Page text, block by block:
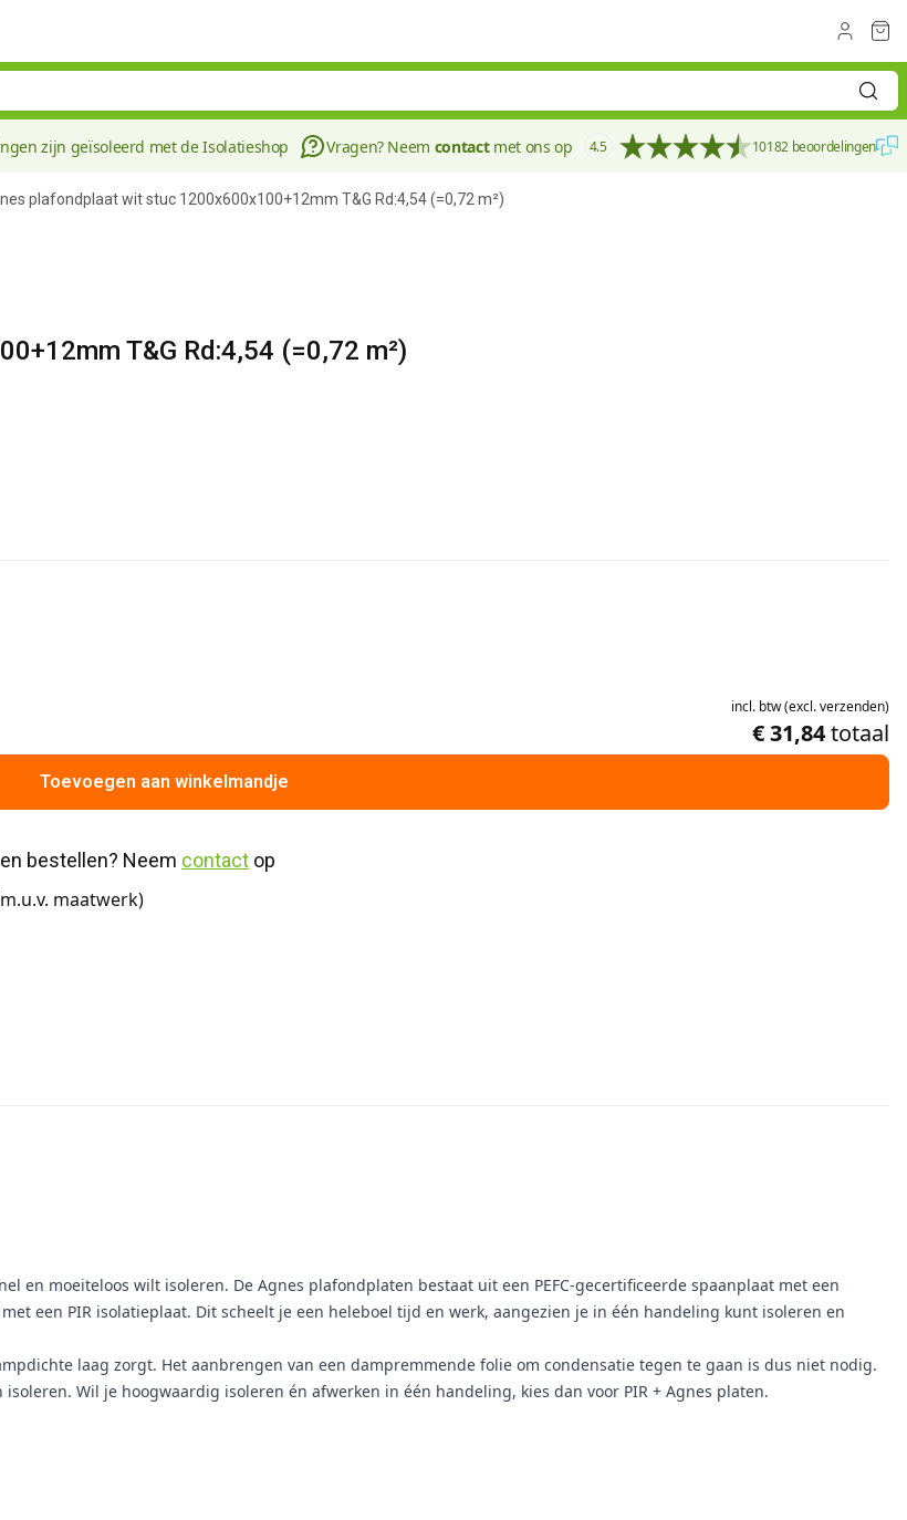
zijn geïsoleerd met de Isolatieshop Vragen? Neem contactmet ons op 4.5 10182 beoordelingen
plafondplaat wit stuc 1200x600x100+12mm T&G Rd:4,54 (=0,72 m²)
T&G Rd:4,54 (=0,72 m²)
incl. btw(excl.verzenden)
€ 31,84totaal
Toevoegen aan winkelmandje
bestellen? Neem contact op
maatwerk)
en moeiteloos wilt isoleren. De Agnes plafondplaten bestaat uit een PEFC-gecertificeerde spaanplaat met een
een PIR isolatieplaat. Dit scheelt je een heleboel tijd en werk, aangezien je in één handeling kunt isoleren en
laag zorgt. Het aanbrengen van een dampremmende folie om condensatie tegen te gaan is dus niet nodig.
Wil je hoogwaardig isoleren én afwerken in één handeling, kies dan voor PIR + Agnes platen.